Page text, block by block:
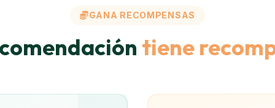
GANA RECOMPENSAS
tiene